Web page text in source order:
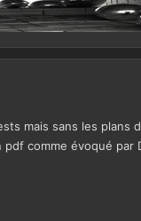
mais sans les plans
pdf comme évoqué